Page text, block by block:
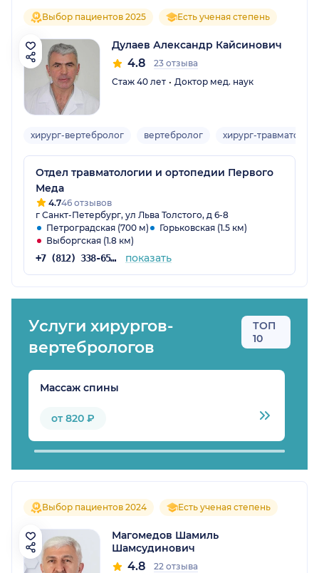
Выбор пациентов 2025 Есть ученая степень
Дулаев Александр Кайсинович
4.8
23 отзыва
Стаж 40 лет
Доктор мед. наук
хирург-вертебролог вертебролог хирург-травматолог
Отдел травматологии и ортопедии Первого
Меда
4.746 отзывов
г Санкт-Петербург, ул Льва Толстого, д 6-8
Петроградская (700 м)
Горьковская (1.5 км)
Выборгская (1.8 км)
+7 (812) 338-65-07 показать
Услуги хирургов-
вертебрологов
ТОП
10
Массаж спины
от 820 ₽
Выбор пациентов 2024 Есть ученая степень
Магомедов Шамиль
Шамсудинович
4.8 22 отзыва